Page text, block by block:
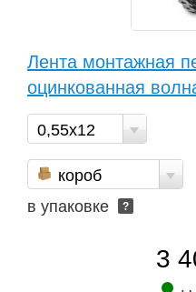
Лента монтажная
оцинкованная
0,55х12
короб
в упаковке
?
3